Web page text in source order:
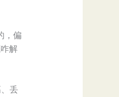
，偏
解
丢